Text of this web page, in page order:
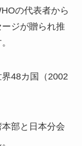
の代表者から
ージが贈られ推
48カ国（2002
部と日本分会